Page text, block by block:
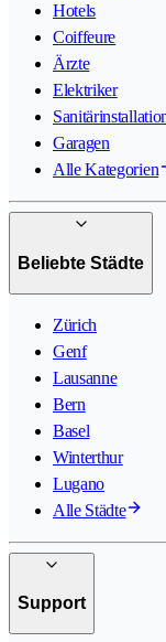
Hotels
Coiffeure
Ärzte
Elektriker
Garagen
Alle Kategorien
Beliebte Städte
Zürich
Genf
Lausanne
Bern
Basel
Winterthur
Lugano
Alle Städte
Support